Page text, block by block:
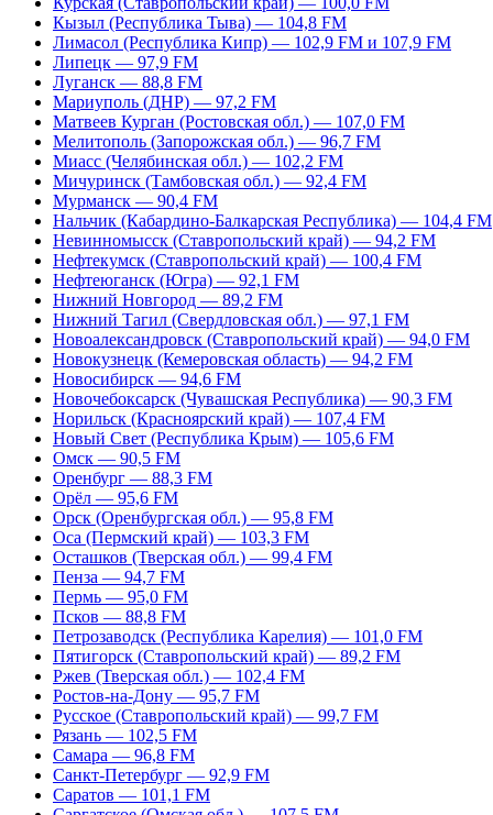
Кызыл (Республика Тыва) — 104,8 FM
Лимасол (Республика Кипр) — 102,9 FM и 107,9 FM
Липецк — 97,9 FM
Луганск — 88,8 FM
Мариуполь (ДНР) — 97,2 FM
Матвеев Курган (Ростовская обл.) — 107,0 FM
Мелитополь (Запорожская обл.) — 96,7 FM
Миасс (Челябинская обл.) — 102,2 FM
Мичуринск (Тамбовская обл.) — 92,4 FM
Мурманск — 90,4 FM
Нальчик (Кабардино-Балкарская Республика) — 104,4 FM
Невинномысск (Ставропольский край) — 94,2 FM
Нефтекумск (Ставропольский край) — 100,4 FM
Нефтеюганск (Югра) — 92,1 FM
Нижний Новгород — 89,2 FM
Нижний Тагил (Свердловская обл.) — 97,1 FM
Новоалександровск (Ставропольский край) — 94,0 FM
Новокузнецк (Кемеровская область) — 94,2 FM
Новосибирск — 94,6 FM
Новочебоксарск (Чувашская Республика) — 90,3 FM
Норильск (Красноярский край) — 107,4 FM
Новый Свет (Республика Крым) — 105,6 FM
Омск — 90,5 FM
Оренбург — 88,3 FM
Орёл — 95,6 FM
Орск (Оренбургская обл.) — 95,8 FM
Оса (Пермский край) — 103,3 FM
Осташков (Тверская обл.) — 99,4 FM
Пенза — 94,7 FM
Пермь — 95,0 FM
Псков — 88,8 FM
Петрозаводск (Республика Карелия) — 101,0 FM
Пятигорск (Ставропольский край) — 89,2 FM
Ржев (Тверская обл.) — 102,4 FM
Ростов-на-Дону — 95,7 FM
Русское (Ставропольский край) — 99,7 FM
Рязань — 102,5 FM
Самара — 96,8 FM
Санкт-Петербург — 92,9 FM
Саратов — 101,1 FM